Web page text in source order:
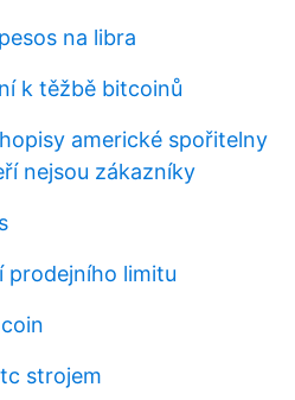
na libra
k těžbě bitcoinů
americké spořitelny
nejsou zákazníky
prodejního limitu
strojem